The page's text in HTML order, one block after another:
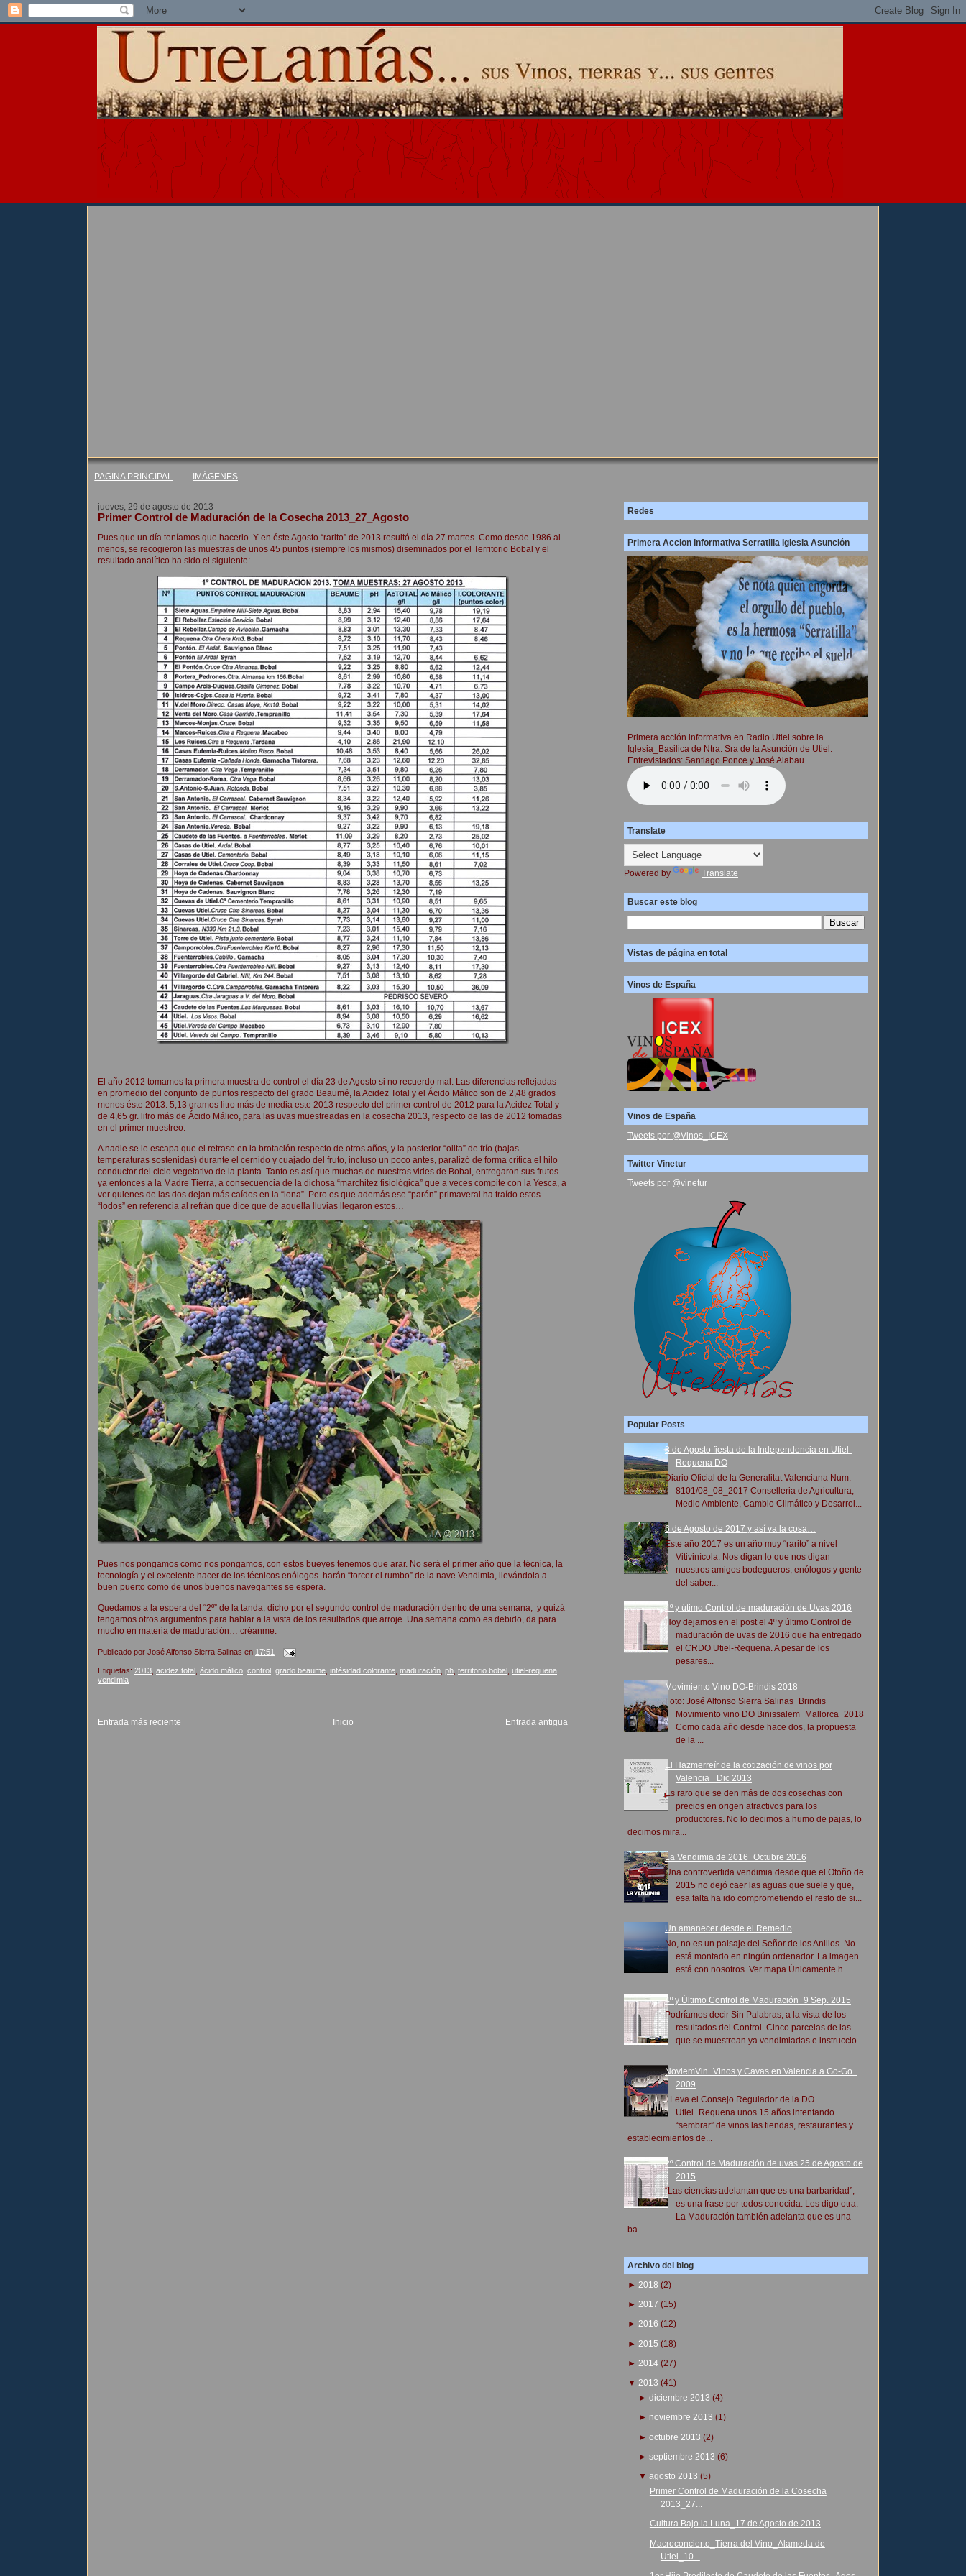
PAGINA PRINCIPAL IMÁGENES
jueves, 29 de agosto de 2013
Primer Control de Maduración de la Cosecha 2013_27_Agosto
Pues que un día teníamos que hacerlo. Y en éste Agosto “rarito” de 2013 resultó el día 27 martes. Como desde 1986 al
menos, se recogieron las muestras de unos 45 puntos (siempre los mismos) diseminados por el Territorio Bobal y el
resultado analítico ha sido el siguiente:
El año 2012 tomamos la primera muestra de control el día 23 de Agosto si no recuerdo mal. Las diferencias reflejadas
en promedio del conjunto de puntos respecto del grado Beaumé, la Acidez Total y el Ácido Málico son de 2,48 grados
menos éste 2013. 5,13 gramos litro más de media este 2013 respecto del primer control de 2012 para la Acidez Total y
de 4,65 gr. litro más de Ácido Málico, para las uvas muestreadas en la cosecha 2013, respecto de las de 2012 tomadas
en el primer muestreo.
A nadie se le escapa que el retraso en la brotación respecto de otros años, y la posterior “olita” de frío (bajas
temperaturas sostenidas) durante el cernido y cuajado del fruto, incluso un poco antes, paralizó de forma crítica el hilo
conductor del ciclo vegetativo de la planta. Tanto es así que muchas de nuestras vides de Bobal, entregaron sus frutos
ya entonces a la Madre Tierra, a consecuencia de la dichosa “marchitez fisiológica” que a veces compite con la Yesca, a
ver quienes de las dos dejan más caídos en la “lona”. Pero es que además ese “parón” primaveral ha traído estos
“lodos” en referencia al refrán que dice que de aquella lluvias llegaron estos…
Pues nos pongamos como nos pongamos, con estos bueyes tenemos que arar. No será el primer año que la técnica, la
tecnología y el excelente hacer de los técnicos enólogos harán “torcer el rumbo” de la nave Vendimia, llevándola a
buen puerto como de unos buenos navegantes se espera.
Quedamos a la espera del “2º” de la tanda, dicho por el segundo control de maduración dentro de una semana, y quizá
tengamos otros argumentos para hablar a la vista de los resultados que arroje. Una semana como es debido, da para
mucho en materia de maduración… créanme.
Publicado por José Alfonso Sierra Salinas en 17:51
Etiquetas: 2013 acidez total ácido málico control grado beaume intésidad colorante maduración ph territorio bobal utiel-requena
vendimia
Entrada más reciente Entrada antigua
Inicio
Redes
Primera Accion Informativa Serratilla Iglesia Asunción
Primera acción informativa en Radio Utiel sobre la
Iglesia_Basilica de Ntra. Sra de la Asunción de Utiel.
Entrevistados: Santiago Ponce y José Alabau
Translate
Powered by Translate
Buscar este blog
Vistas de página en total
Vinos de España
Vinos de España
Tweets por @Vinos_ICEX
Twitter Vinetur
Tweets por @vinetur
Popular Posts
8 de Agosto fiesta de la Independencia en Utiel-
Requena DO
Diario Oficial de la Generalitat Valenciana Num.
8101/08_08_2017 Conselleria de Agricultura,
Medio Ambiente, Cambio Climático y Desarrol...
6 de Agosto de 2017 y así va la cosa…
Este año 2017 es un año muy “rarito” a nivel
Vitivinícola. Nos digan lo que nos digan
nuestros amigos bodegueros, enólogos y gente
del saber...
4º y útimo Control de maduración de Uvas 2016
Hoy dejamos en el post el 4º y último Control de
maduración de uvas de 2016 que ha entregado
el CRDO Utiel-Requena. A pesar de los
pesares...
Movimiento Vino DO-Brindis 2018
Foto: José Alfonso Sierra Salinas_Brindis
Movimiento vino DO Binissalem_Mallorca_2018
Como cada año desde hace dos, la propuesta
de la ...
El Hazmerreír de la cotización de vinos por
Valencia_ Dic 2013
Es raro que se den más de dos cosechas con
precios en origen atractivos para los
productores. No lo decimos a humo de pajas, lo
decimos mira...
La Vendimia de 2016_Octubre 2016
Una controvertida vendimia desde que el Otoño de
2015 no dejó caer las aguas que suele y que,
esa falta ha ido comprometiendo el resto de si...
Un amanecer desde el Remedio
No, no es un paisaje del Señor de los Anillos. No
está montado en ningún ordenador. La imagen
está con nosotros. Ver mapa Únicamente h...
4º y Último Control de Maduración_9 Sep. 2015
Podríamos decir Sin Palabras, a la vista de los
resultados del Control. Cinco parcelas de las
que se muestrean ya vendimiadas e instruccio...
NoviemVin_Vinos y Cavas en Valencia a Go-Go_
2009
LLeva el Consejo Regulador de la DO
Utiel_Requena unos 15 años intentando
“sembrar” de vinos las tiendas, restaurantes y
establecimientos de...
2º Control de Maduración de uvas 25 de Agosto de
2015
“Las ciencias adelantan que es una barbaridad”,
es una frase por todos conocida. Les digo otra:
La Maduración también adelanta que es una
ba...
Archivo del blog
► 2018 (2)
► 2017 (15)
► 2016 (12)
► 2015 (18)
► 2014 (27)
▼ 2013 (41)
► diciembre 2013 (4)
► noviembre 2013 (1)
► octubre 2013 (2)
► septiembre 2013 (6)
▼ agosto 2013 (5)
Primer Control de Maduración de la Cosecha
2013_27...
Cultura Bajo la Luna_17 de Agosto de 2013
Macroconcierto_Tierra del Vino_Alameda de
Utiel_10...